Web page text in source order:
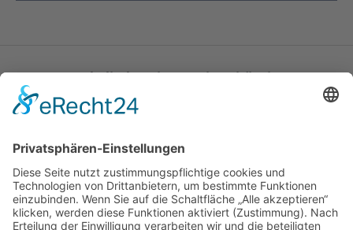
Katholische Privat-Universität Linz
Bethlehemstraße 20
T:+43 732 / 784293
E:office[at]ku-linz.at